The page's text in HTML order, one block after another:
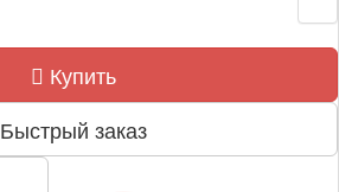
Купить
Быстрый заказ